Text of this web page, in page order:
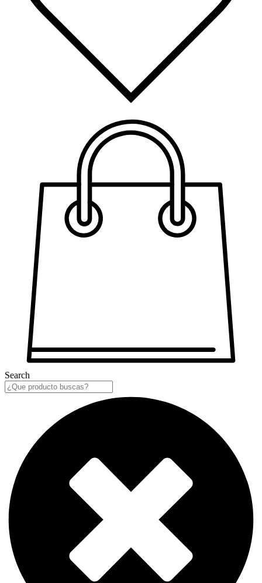
Search